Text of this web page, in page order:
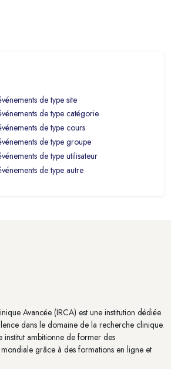
31 août
de type site
de type catégorie
de type cours
de type groupe
de type utilisateur
de type autre
Avancée (IRCA) est une institution dédiée
dans le domaine de la recherche clinique.
institut ambitionne de former des
mondiale grâce à des formations en ligne et